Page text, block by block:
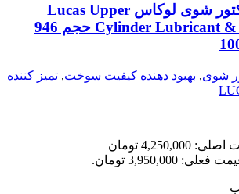
مکمل بنزین و انژکتور شوی لوکاس Lucas Upper
Cylinder Lubricant & Injector Cleaner حجم 946
شوی, بهبود دهنده کیفیت سوخت, تمیز کننده
قیمت اصلی: 4,250,000 تومان
فعلی: 3,950,000 تومان.